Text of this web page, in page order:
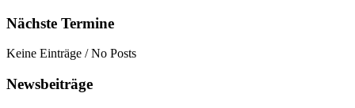
Nächste Termine
Keine Einträge / No Posts
Newsbeiträge